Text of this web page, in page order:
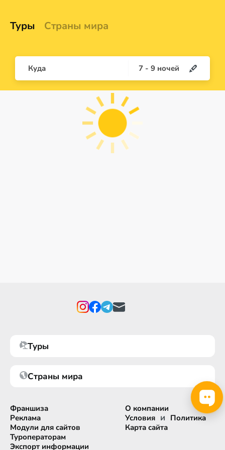
Туры Страны мира
Куда 7 - 9 ночей
Туры
Страны мира
Франшиза
Реклама
Модули для сайтов
Туроператорам
Экспорт информации
О компании
Условия и Политика
Карта сайта